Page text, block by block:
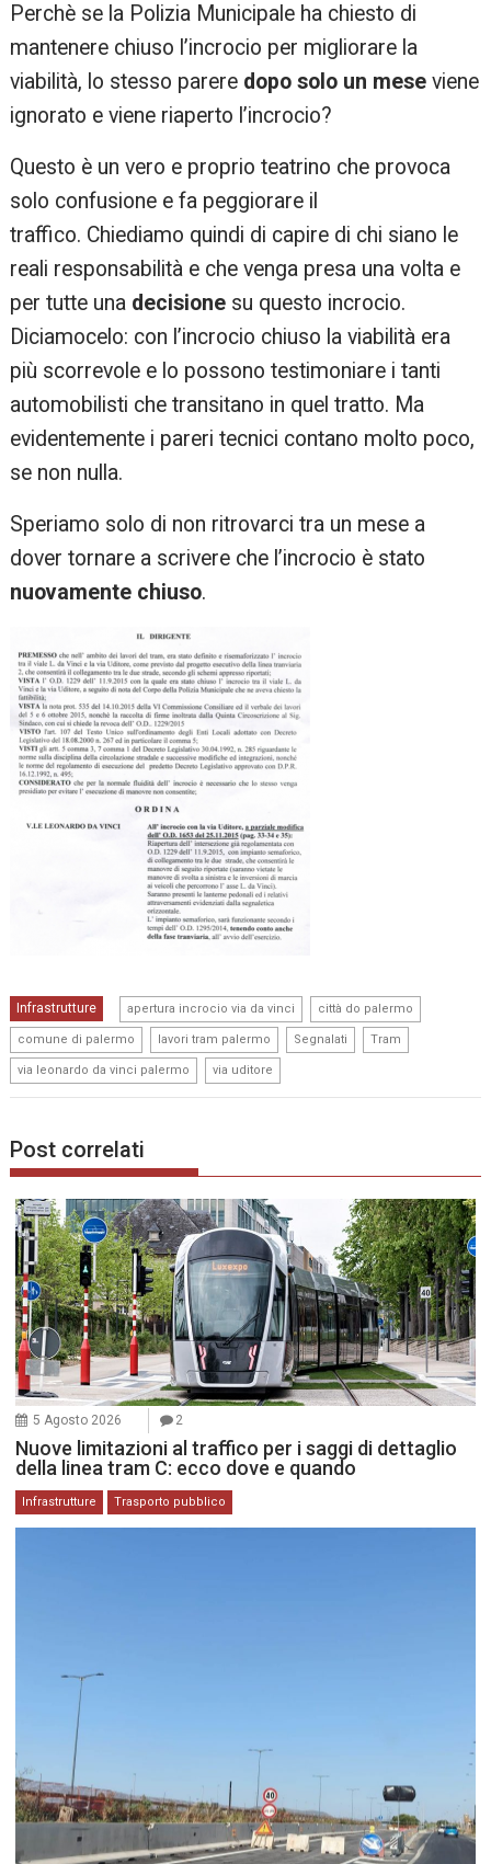
Perchè se la Polizia Municipale ha chiesto di
mantenere chiuso l’incrocio per migliorare la
viabilità, lo stesso parere dopo solo un mese viene
ignorato e viene riaperto l’incrocio?
Questo è un vero e proprio teatrino che provoca
solo confusione e fa peggiorare il
traffico. Chiediamo quindi di capire di chi siano le
reali responsabilità e che venga presa una volta e
per tutte una decisione su questo incrocio.
Diciamocelo: con l’incrocio chiuso la viabilità era
più scorrevole e lo possono testimoniare i tanti
automobilisti che transitano in quel tratto. Ma
evidentemente i pareri tecnici contano molto poco,
se non nulla.
Speriamo solo di non ritrovarci tra un mese a
dover tornare a scrivere che l’incrocio è stato
nuovamente chiuso.
Infrastrutture apertura incrocio via da vinci città do palermo
comune di palermo lavori tram palermo Segnalati Tram
via leonardo da vinci palermo via uditore
Post correlati
5 Agosto 2026 2
Nuove limitazioni al traffico per i saggi di dettaglio
della linea tram C: ecco dove e quando
Infrastrutture Trasporto pubblico